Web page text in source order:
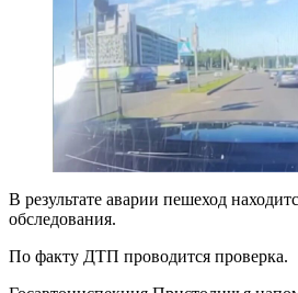
В результате аварии пешеход
обследования.
По факту ДТП проводится проверка.